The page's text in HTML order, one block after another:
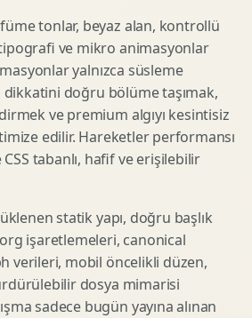
tonlar, beyaz alan, kontrollü
ve mikro animasyonlar
yalnızca süsleme
dikkatini doğru bölüme taşımak,
ve premium algıyı kesintisiz
edilir. Hareketler performansı
tabanlı, hafif ve erişilebilir
statik yapı, doğru başlık
işaretlemeleri, canonical
verileri, mobil öncelikli düzen,
dosya mimarisi
sadece bugün yayına alınan